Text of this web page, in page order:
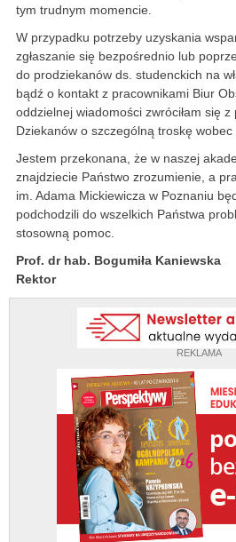
REKLAMA
tym trudnym momencie.
W przypadku potrzeby uzyskania
zgłaszanie się bezpośrednio lub
do prodziekanów ds. studenckich na
bądź o kontakt z pracownikami Biur
oddzielnej wiadomości zwróciłam się
Dziekanów o szczególną troskę wobec
Jestem przekonana, że w naszej
znajdziecie Państwo zrozumienie, a
im. Adama Mickiewicza w Poznaniu
podchodzili do wszelkich Państwa
stosowną pomoc.
Prof. dr hab. Bogumiła Kaniewska
Rektor